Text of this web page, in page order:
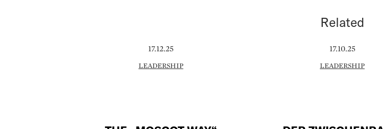
Related
17.12.25
LEADERSHIP
17.10.25
LEADERSHIP